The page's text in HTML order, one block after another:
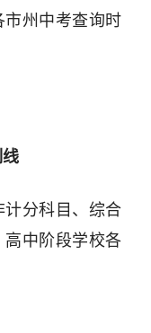
州中考查询时
分科目、综合
中阶段学校各